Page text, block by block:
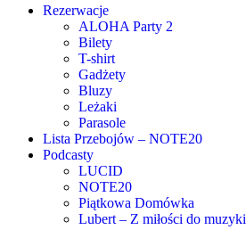
Rezerwacje
ALOHA Party 2
Bilety
T-shirt
Gadżety
Bluzy
Leżaki
Parasole
Lista Przebojów – NOTE20
Podcasty
LUCID
NOTE20
Piątkowa Domówka
Lubert – Z miłości do muzyki